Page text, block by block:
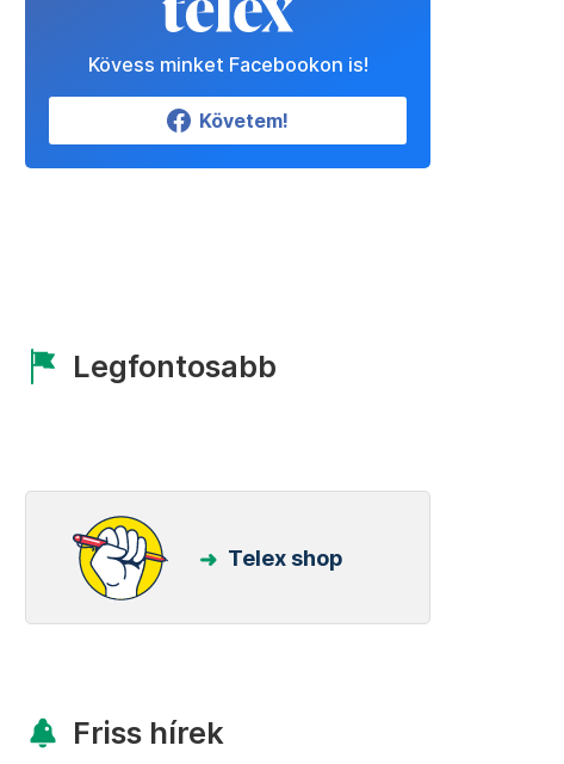
Kövess minket Facebookon is!
Követem!
Legfontosabb
Telex shop
Friss hírek